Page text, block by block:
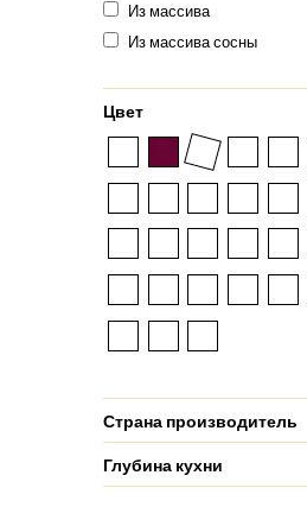
Из массива
Из массива сосны
Цвет
Страна производитель
Глубина кухни